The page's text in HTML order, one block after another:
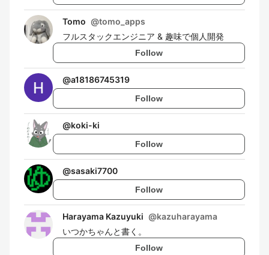
Tomo @tomo_apps
フルスタックエンジニア & 趣味で個人開発
Follow
@a18186745319
Follow
@koki-ki
Follow
@sasaki7700
Follow
Harayama Kazuyuki @kazuharayama
いつかちゃんと書く。
Follow